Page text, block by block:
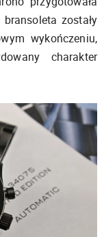
zostały
wykończeniu,
charakter